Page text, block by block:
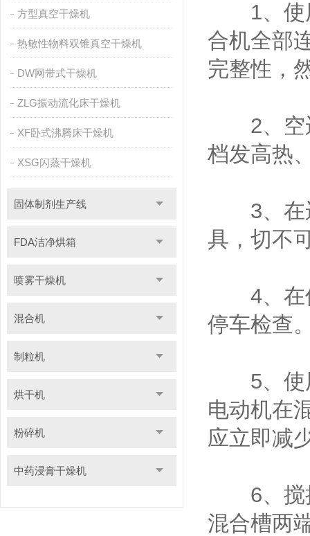
方型真空干燥机
热敏性物料双锥真空干燥机
DW网带式干燥机
ZLG振动流化床干燥机
XF卧式沸腾床干燥机
XSG闪蒸干燥机
固体制剂生产线
FDA洁净烘箱
喷雾干燥机
混合机
制粒机
烘干机
粉碎机
中药浸膏干燥机
1、使用
合机全部
完整性，
2、空运
档发高热
3、在运
具，切不
4、在使
停车检查
5、使用
电动机在
应立即减
6、搅拌
混合槽两